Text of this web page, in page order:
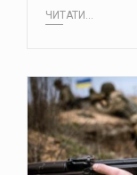
ЧИТАТИ...